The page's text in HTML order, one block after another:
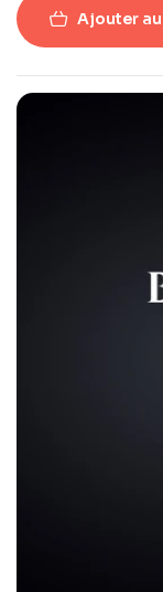
une petite troupe
l’Afrique, en
aventure dans la
allons, surtout,
Marocain ? Arabe
recherche inédit à
réparti sur plus
Ajouter